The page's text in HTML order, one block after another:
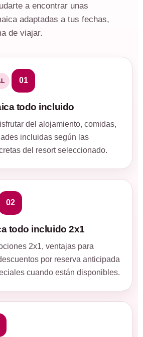
a encontrar unas
adaptadas a tus fechas,
de viajar.
01
todo incluido
del alojamiento, comidas,
incluidas según las
del resort seleccionado.
02
todo incluido 2x1
2x1, ventajas para
por reserva anticipada
cuando están disponibles.